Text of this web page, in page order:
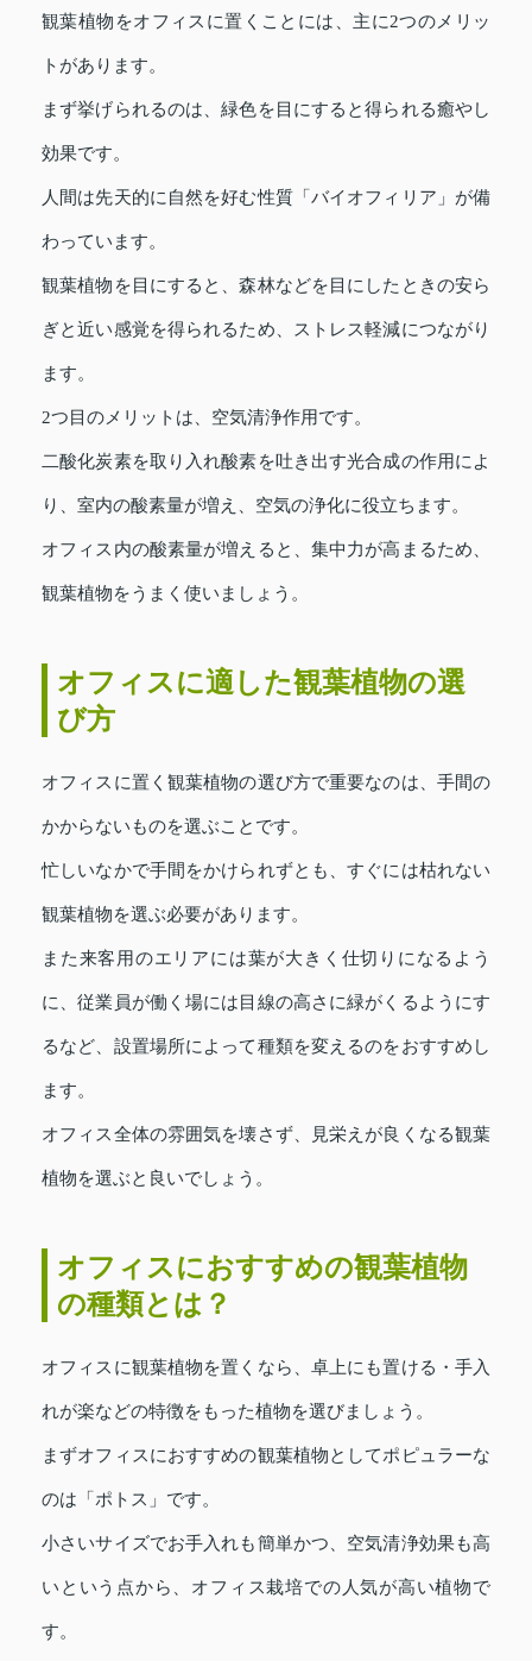
観葉植物をオフィスに置くことには、主に2つのメリッ
トがあります。
まず挙げられるのは、緑色を目にすると得られる癒やし
効果です。
人間は先天的に自然を好む性質「バイオフィリア」が備
わっています。
観葉植物を目にすると、森林などを目にしたときの安ら
ぎと近い感覚を得られるため、ストレス軽減につながり
ます。
2つ目のメリットは、空気清浄作用です。
二酸化炭素を取り入れ酸素を吐き出す光合成の作用によ
り、室内の酸素量が増え、空気の浄化に役立ちます。
オフィス内の酸素量が増えると、集中力が高まるため、
観葉植物をうまく使いましょう。
オフィスに適した観葉植物の選
び方
オフィスに置く観葉植物の選び方で重要なのは、手間の
かからないものを選ぶことです。
忙しいなかで手間をかけられずとも、すぐには枯れない
観葉植物を選ぶ必要があります。
また来客用のエリアには葉が大きく仕切りになるよう
に、従業員が働く場には目線の高さに緑がくるようにす
るなど、設置場所によって種類を変えるのをおすすめし
ます。
オフィス全体の雰囲気を壊さず、見栄えが良くなる観葉
植物を選ぶと良いでしょう。
オフィスにおすすめの観葉植物
の種類とは？
オフィスに観葉植物を置くなら、卓上にも置ける・手入
れが楽などの特徴をもった植物を選びましょう。
まずオフィスにおすすめの観葉植物としてポピュラーな
のは「ポトス」です。
小さいサイズでお手入れも簡単かつ、空気清浄効果も高
いという点から、オフィス栽培での人気が高い植物で
す。